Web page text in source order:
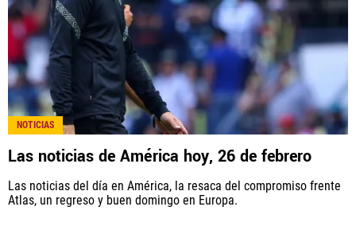
NOTICIAS
Las noticias de América hoy, 26 de febrero
Las noticias del día en América, la resaca del compromiso frente
Atlas, un regreso y buen domingo en Europa.